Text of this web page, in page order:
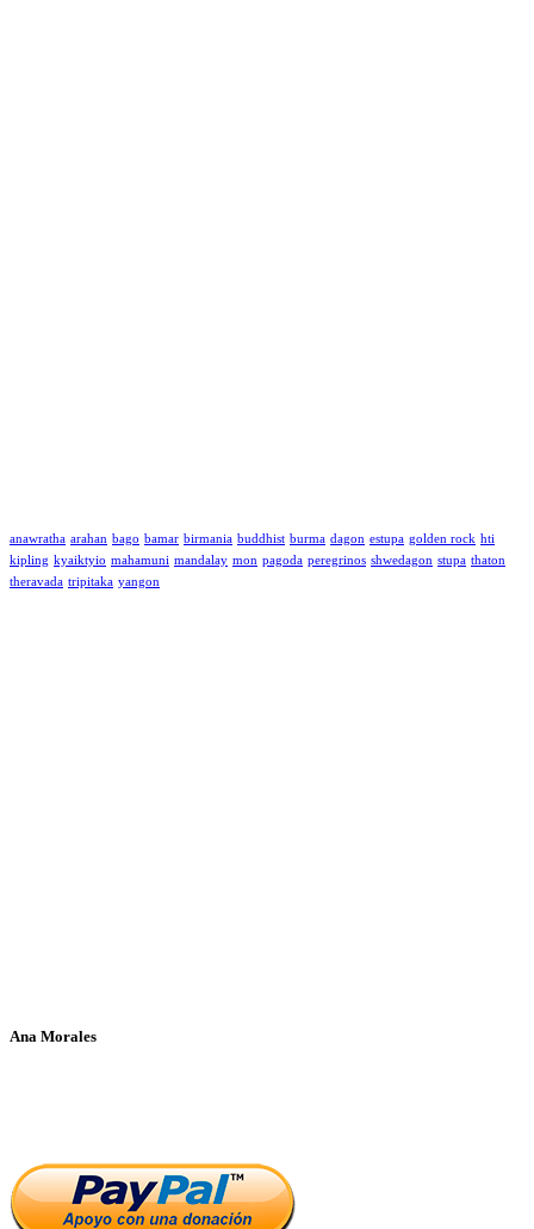
anawratha arahan bago bamar birmania buddhist burma dagon estupa golden rock hti
kipling kyaiktyio mahamuni mandalay mon pagoda peregrinos shwedagon stupa thaton
theravada tripitaka yangon
Ana Morales